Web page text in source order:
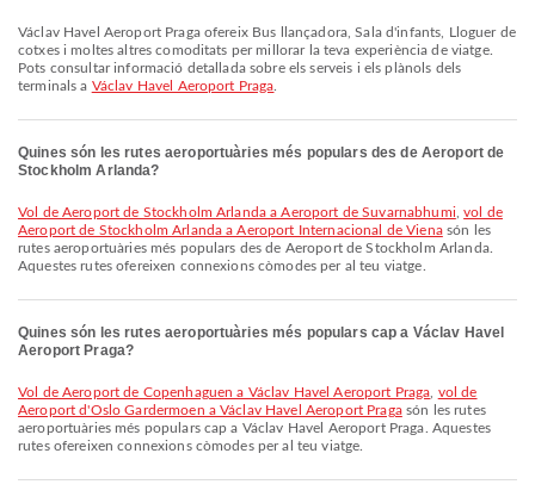
Václav Havel Aeroport Praga ofereix Bus llançadora, Sala d'infants, Lloguer de
cotxes i moltes altres comoditats per millorar la teva experiència de viatge.
Pots consultar informació detallada sobre els serveis i els plànols dels
terminals a Václav Havel Aeroport Praga
Quines són les rutes aeroportuàries més populars des de Aeroport de
Stockholm Arlanda?
vol de Aeroport de Stockholm Arlanda a Aeroport de Suvarnabhumi ,vol de
Aeroport de Stockholm Arlanda a Aeroport Internacional de Vienasón les
rutes aeroportuàries més populars des de Aeroport de Stockholm Arlanda.
Aquestes rutes ofereixen connexions còmodes per al teu viatge.
Quines són les rutes aeroportuàries més populars cap a Václav Havel
Aeroport Praga?
vol de Aeroport de Copenhaguen a Václav Havel Aeroport Praga vol de
Aeroport d'Oslo Gardermoen a Václav Havel Aeroport Pragasón les rutes
aeroportuàries més populars cap a Václav Havel Aeroport Praga. Aquestes
rutes ofereixen connexions còmodes per al teu viatge.